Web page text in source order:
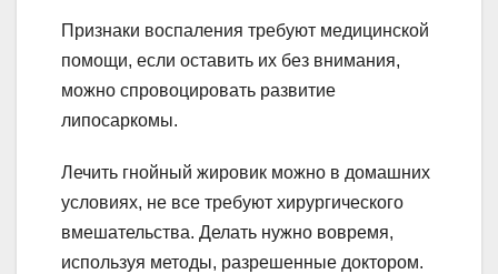
Признаки воспаления требуют медицинской
помощи, если оставить их без внимания,
можно спровоцировать развитие
липосаркомы.
Лечить гнойный жировик можно в домашних
условиях, не все требуют хирургического
вмешательства. Делать нужно вовремя,
используя методы, разрешенные доктором.